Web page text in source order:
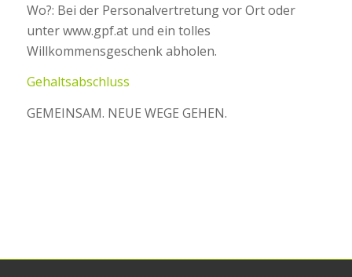
Wo?: Bei der Personalvertretung vor Ort oder
unter www.gpf.at und ein tolles
Willkommensgeschenk abholen.
Gehaltsabschluss
GEMEINSAM. NEUE WEGE GEHEN.